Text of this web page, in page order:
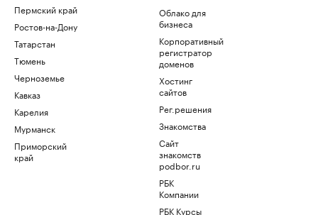
Пермский край
Ростов-на-Дону
Татарстан
Тюмень
Черноземье
Кавказ
Карелия
Мурманск
Приморский
край
Облако для
бизнеса
Корпоративный
регистратор
доменов
Хостинг
сайтов
Рег.решения
Знакомства
Сайт
знакомств
podbor.ru
РБК
Компании
РБК Курсы